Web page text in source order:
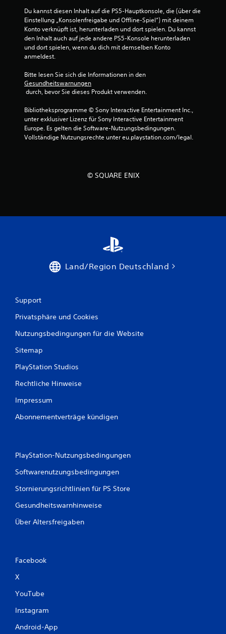
Du kannst diesen Inhalt auf die PS5-Hauptkonsole, die (über die
Einstellung „Konsolenfreigabe und Offline-Spiel“) mit deinem
Konto verknüpft ist, herunterladen und dort spielen. Du kannst
den Inhalt auch auf jede andere PS5-Konsole herunterladen
und dort spielen, wenn du dich mit demselben Konto
anmeldest.
Bitte lesen Sie sich die Informationen in den
Gesundheitswarnungen
durch, bevor Sie dieses Produkt verwenden.
Bibliotheksprogramme © Sony Interactive Entertainment Inc.,
unter exklusiver Lizenz für Sony Interactive Entertainment
Europe. Es gelten die Software-Nutzungsbedingungen.
Vollständige Nutzungsrechte unter eu.playstation.com/legal.
© SQUARE ENIX
Land/Region Deutschland
Support
Privatsphäre und Cookies
Nutzungsbedingungen für die Website
Sitemap
PlayStation Studios
Rechtliche Hinweise
Impressum
Abonnementverträge kündigen
PlayStation-Nutzungsbedingungen
Softwarenutzungsbedingungen
Stornierungsrichtlinien für PS Store
Gesundheitswarnhinweise
Über Altersfreigaben
Facebook
X
YouTube
Instagram
Android-App